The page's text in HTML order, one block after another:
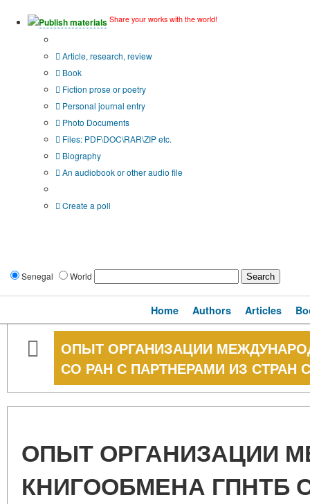
Publish materials Share your works with the world!
Article, research, review
Book
Fiction prose or poetry
Personal journal entry
Photo Documents
Files: PDF\DOC\RAR\ZIP etc.
Biography
An audiobook or other audio file
Create a poll
Senegal World
Home Authors Articles
ОПЫТ ОРГАНИЗАЦИИ
СО РАН С ПАРТНЕРАМИ ИЗ СТРАН
ОПЫТ ОРГАНИЗАЦИИ
КНИГООБМЕНА ГПНТБ